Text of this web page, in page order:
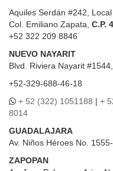
Aquiles Serdán #242,
Col. Emiliano Zapata, C.P.
+52 322 209 8846
NUEVO NAYARIT
Blvd.
Riviera Nayarit
+52-329-688-46-18
+ 52 (322) 1051188 | +
8014
GUADALAJARA
Av. Niños Héroes No.
ZAPOPAN